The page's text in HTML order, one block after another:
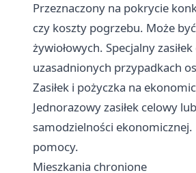
Przeznaczony na pokrycie
czy koszty pogrzebu. Może
żywiołowych. Specjalny
uzasadnionych przypadkach
Zasiłek i pożyczka na
Jednorazowy zasiłek celowy
samodzielności
pomocy.
Mieszkania chronione